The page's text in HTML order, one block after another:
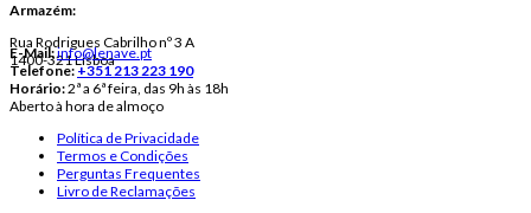
Armazém:
Rua Rodrigues Cabrilho nº 3 A
1400-321 Lisboa
E-Mail:info@lenave.pt
Telefone:+351 213 223 190
Horário:2ª a 6ª feira, das 9h às 18h
Aberto à hora de almoço
Política de Privacidade
Termos e Condições
Perguntas Frequentes
Livro de Reclamações